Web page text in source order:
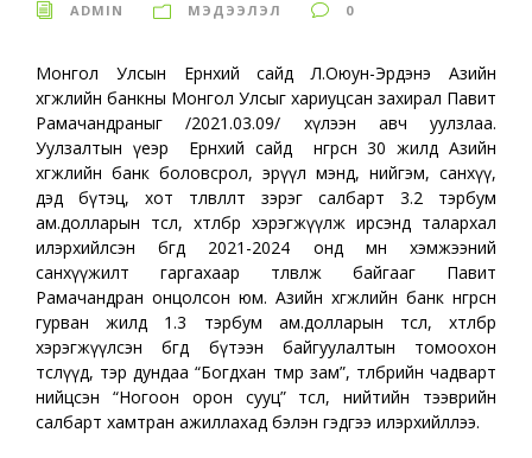
ADMIN МЭДЭЭЛЭЛ 0
Монгол Улсын Ерөнхий сайд Л.Оюун-Эрдэнэ Азийн
хөгжлийн банкны Монгол Улсыг хариуцсан захирал Павит
Рамачандраныг /2021.03.09/ хүлээн авч уулзлаа.
Уулзалтын үеэр Ерөнхий сайд өнгөрсөн 30 жилд Азийн
хөгжлийн банк боловсрол, эрүүл мэнд, нийгэм, санхүү,
дэд бүтэц, хот төлөвлөлт зэрэг салбарт 3.2 тэрбум
ам.долларын төсөл, хөтөлбөр хэрэгжүүлж ирсэнд талархал
илэрхийлсэн бөгөөд 2021-2024 онд мөн хэмжээний
санхүүжилт гаргахаар төлөвлөж байгааг Павит
Рамачандран онцолсон юм. Азийн хөгжлийн банк өнгөрсөн
гурван жилд 1.3 тэрбум ам.долларын төсөл, хөтөлбөр
хэрэгжүүлсэн бөгөөд бүтээн байгуулалтын томоохон
төслүүд, тэр дундаа “Богдхан төмөр зам”, төлбөрийн чадварт
нийцсэн “Ногоон орон сууц” төсөл, нийтийн тээврийн
салбарт хамтран ажиллахад бэлэн гэдгээ илэрхийллээ.